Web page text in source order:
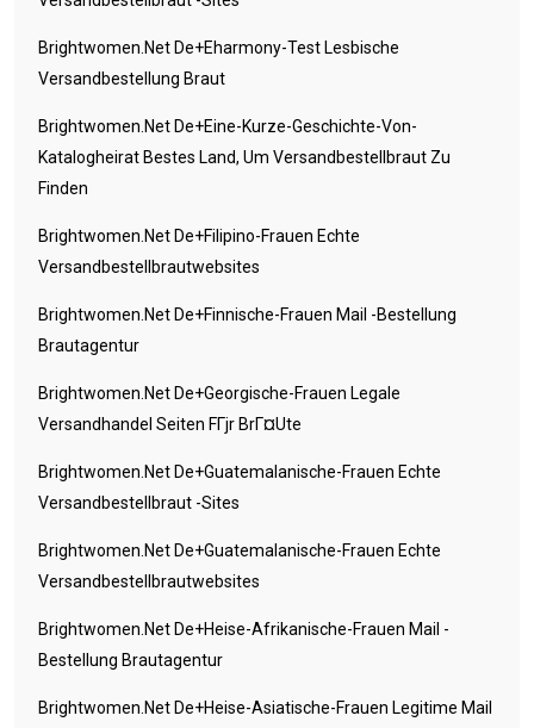
Brightwomen.net De+eharmony-Test Lesbische
Versandbestellung Braut
Brightwomen.net De+eine-Kurze-Geschichte-Von-
Katalogheirat Bestes Land, Um Versandbestellbraut Zu
Finden
Brightwomen.net De+filipino-Frauen Echte
Versandbestellbrautwebsites
Brightwomen.net De+finnische-Frauen Mail -Bestellung
Brautagentur
Brightwomen.net De+georgische-Frauen Legale
Versandhandel Seiten FГјr BrГ¤ute
Brightwomen.net De+guatemalanische-Frauen Echte
Versandbestellbraut -Sites
Brightwomen.net De+guatemalanische-Frauen Echte
Versandbestellbrautwebsites
Brightwomen.net De+heise-Afrikanische-Frauen Mail -
Bestellung Brautagentur
Brightwomen.net De+heise-Asiatische-Frauen Legitime Mail